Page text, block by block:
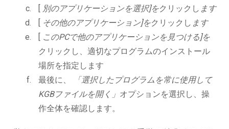
[ 別のアプリケーションを選択]をクリックし ます
[ その他のアプリケーション]をクリックし ます
[ このPCで他のアプリケーションを見つける]を
クリックし、適切なプログラムのインストール
場所を指定します
最後に、
「選択したプログラムを常に使用して
KGBファイルを開く」 オプションを選択し、操
作全体を確認します。